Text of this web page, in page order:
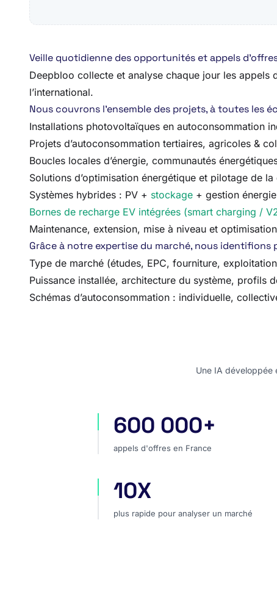
Veille quotidienne des opportunités et appels
Deepbloo collecte et analyse chaque jour les appels
l’international.
Nous couvrons l’ensemble des projets, à toutes les
Installations photovoltaïques en autoconsommation
Projets d’autoconsommation tertiaires, agricoles &
Boucles locales d’énergie, communautés
Solutions d’optimisation énergétique et pilotage de
Systèmes hybrides : PV + stockage + gestion énergie
Bornes de recharge EV intégrées (smart charging /
Maintenance, extension, mise à niveau et
Grâce à notre expertise du marché, nous
Type de marché (études, EPC, fourniture,
Puissance installée, architecture du système, profils
Schémas d’autoconsommation : individuelle,
Une IA développée
appels d'offres en France
600 000+
appels d'offres en France
plus rapide pour analyser un marché
10X
plus rapide pour analyser un marché